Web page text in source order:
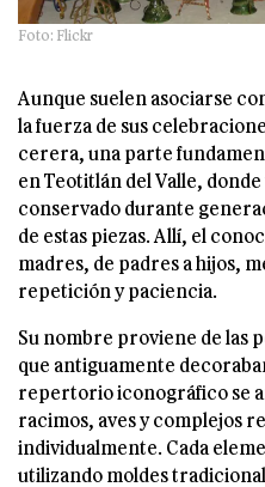
Foto: Flickr
Aunque suelen asociarse
la fuerza de sus
cerera, una parte
en Teotitlán del Valle,
conservado durante
de estas piezas. Allí, el
madres, de padres a hijos,
repetición y paciencia.
Su nombre proviene de las
que antiguamente
repertorio iconográfico se
racimos, aves y complejos
individualmente. Cada
utilizando moldes